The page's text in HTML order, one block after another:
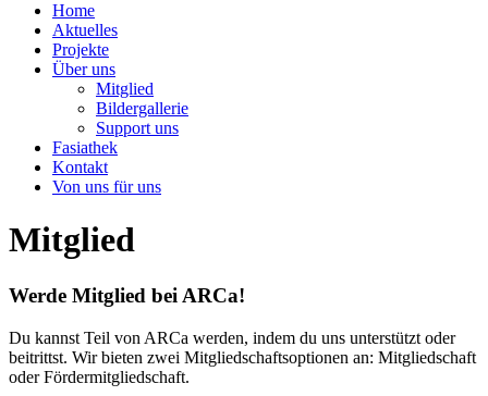
Home
Aktuelles
Projekte
Über uns
Mitglied
Bildergallerie
Support uns
Fasiathek
Kontakt
Von uns für uns
Mitglied
Werde Mitglied bei ARCa!
Du kannst Teil von ARCa werden, indem du uns unterstützt oder
beitrittst. Wir bieten zwei Mitgliedschaftsoptionen an: Mitgliedschaft
oder Fördermitgliedschaft.